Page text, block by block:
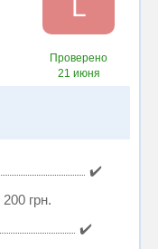
L
Проверено
21 июня
✔️
200 грн.
✔️